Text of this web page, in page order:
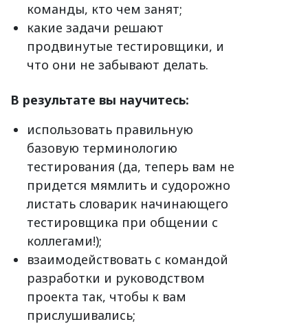
команды, кто чем занят;
какие задачи решают
продвинутые тестировщики, и
что они не забывают делать.
В результате вы научитесь:
использовать правильную
базовую терминологию
тестирования (да, теперь вам не
придется мямлить и судорожно
листать словарик начинающего
тестировщика при общении с
коллегами!);
взаимодействовать с командой
разработки и руководством
проекта так, чтобы к вам
прислушивались;